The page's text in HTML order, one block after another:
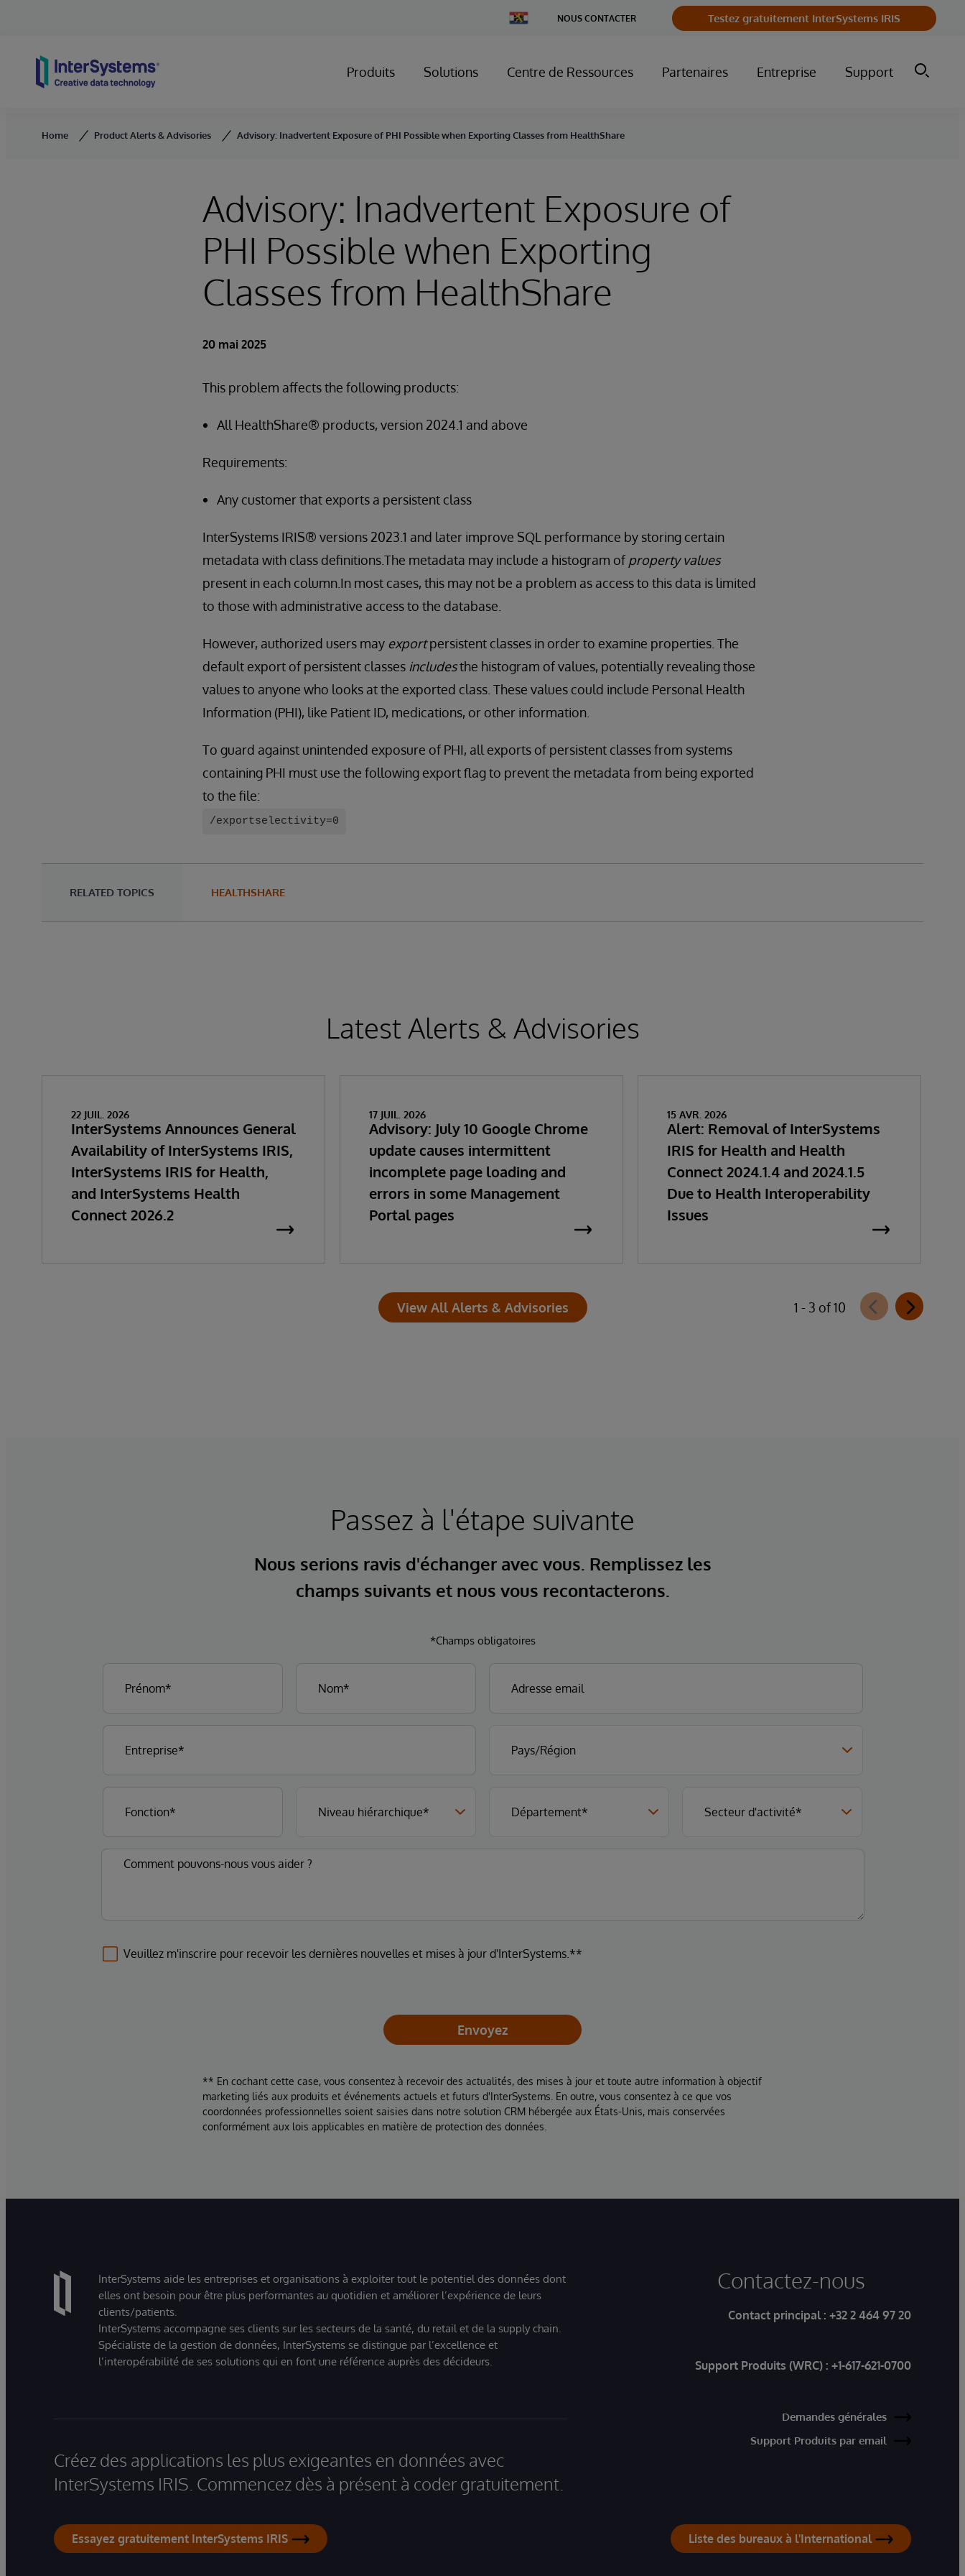
Change
Country
NOUS CONTACTER Testez gratuitement InterSystems IRIS
Produits Solutions Centre de Ressources Partenaires Entreprise Support
Home Product Alerts & Advisories Advisory: Inadvertent Exposure of PHI Possible when Exporting Classes from HealthShare
Advisory: Inadvertent Exposure of
PHI Possible when Exporting
Classes from HealthShare
20 mai 2025
This problem affects the following products:
All HealthShare® products, version 2024.1 and above
Requirements:
Any customer that exports a persistent class
InterSystems IRIS® versions 2023.1 and later improve SQL performance by storing certain
metadata with class definitions.The metadata may include a histogram of property values
present in each column.In most cases, this may not be a problem as access to this data is limited
to those with administrative access to the database.
However, authorized users may exportpersistent classes in order to examine properties. The
default export of persistent classes includesthe histogram of values, potentially revealing those
values to anyone who looks at the exported class. These values could include Personal Health
Information (PHI), like Patient ID, medications, or other information.
To guard against unintended exposure of PHI, all exports of persistent classes from systems
containing PHI must use the following export flag to prevent the metadata from being exported
to the file:
/exportselectivity=0
RELATED TOPICS HEALTHSHARE
Latest Alerts & Advisories
22 JUIL. 2026
InterSystems Announces General
Availability of InterSystems IRIS,
InterSystems IRIS for Health,
and InterSystems Health
Connect 2026.2
17 JUIL. 2026
Advisory: July 10 Google Chrome
update causes intermittent
incomplete page loading and
errors in some Management
Portal pages
15 AVR. 2026
Alert: Removal of InterSystems
IRIS for Health and Health
Connect 2024.1.4 and 2024.1.5
Due to Health Interoperability
Issues
View All Alerts & Advisories 1 - 3 of 10
Passez à l'étape suivante
Nous serions ravis d'échanger avec vous. Remplissez les
champs suivants et nous vous recontacterons.
*Champs obligatoires
Veuillez m'inscrire pour recevoir les dernières nouvelles et mises à jour d'InterSystems.**
Envoyez
** En cochant cette case, vous consentez à recevoir des actualités, des mises à jour et toute autre information à objectif
marketing liés aux produits et événements actuels et futurs d'InterSystems. En outre, vous consentez à ce que vos
coordonnées professionnelles soient saisies dans notre solution CRM hébergée aux États-Unis, mais conservées
conformément aux lois applicables en matière de protection des données.
InterSystems aide les entreprises et organisations à exploiter tout le potentiel des données dont
elles ont besoin pour être plus performantes au quotidien et améliorer l’expérience de leurs
clients/patients.
InterSystems accompagne ses clients sur les secteurs de la santé, du retail et de la supply chain.
Spécialiste de la gestion de données, InterSystems se distingue par l’excellence et
l’interopérabilité de ses solutions qui en font une référence auprès des décideurs.
Créez des applications les plus exigeantes en données avec
InterSystems IRIS. Commencez dès à présent à coder gratuitement.
Essayez gratuitement InterSystems IRIS
Contactez-nous
Contact principal : +32 2 464 97 20
Support Produits (WRC) : +1-617-621-0700
Demandes générales
Support Produits par email
Liste des bureaux à l'International